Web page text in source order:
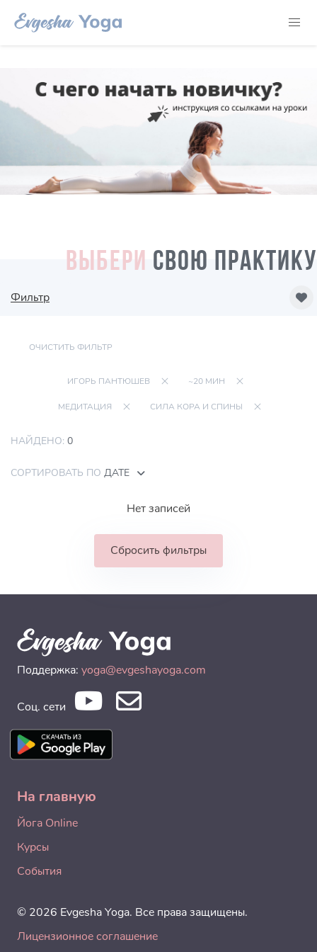
ВЫБЕРИ СВОЮ ПРАКТИКУ
Фильтр
ОЧИСТИТЬ ФИЛЬТР
ИГОРЬ ПАНТЮШЕВ ~20 МИН
МЕДИТАЦИЯ СИЛА КОРА И СПИНЫ
НАЙДЕНО: 0
СОРТИРОВАТЬ ПО ДАТЕ
Нет записей
Сбросить фильтры
Поддержка: yoga@evgeshayoga.com
Соц. сети
На главную
Йога Online
Курсы
События
© 2026 Evgesha Yoga. Все права защищены.
Лицензионное соглашение